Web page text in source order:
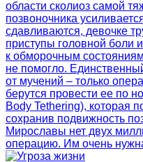
области сколиоз самой
позвоночника
сдавливаются, девочке
приступы головной боли
к обморочным
не помогло.
от мучений – только
берутся провести ее по
Body Tethering), которая
сохранив подвижность
Мирославы нет двух
операцию. Им очень